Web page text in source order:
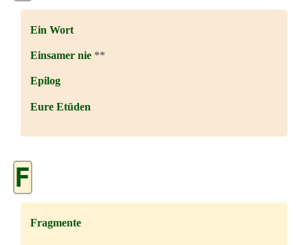
Ein Wort
Einsamer nie**
Epilog
Eure Etüden
F
Fragmente